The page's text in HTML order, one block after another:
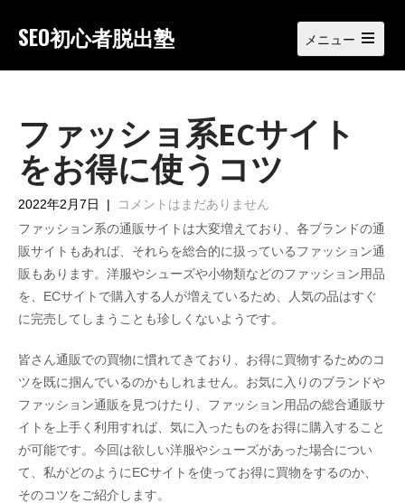
contentSEO初心者脱出塾
メニュー
Open
main
ファッショ系ECサイト
をお得に使うコツ
2022年2月7日 |
コメントはまだありません
ファッション系の通販サイトは大変増えており、各ブランドの通
販サイトもあれば、それらを総合的に扱っているファッション通
販もあります。洋服やシューズや小物類などのファッション用品
を、ECサイトで購入する人が増えているため、人気の品はすぐ
に完売してしまうことも珍しくないようです。
皆さん通販での買物に慣れてきており、お得に買物するためのコ
ツを既に掴んでいるのかもしれません。お気に入りのブランドや
ファッション通販を見つけたり、ファッション用品の総合通販サ
イトを上手く利用すれば、気に入ったものをお得に購入すること
が可能です。今回は欲しい洋服やシューズがあった場合につい
て、私がどのようにECサイトを使ってお得に買物をするのか、
そのコツをご紹介します。